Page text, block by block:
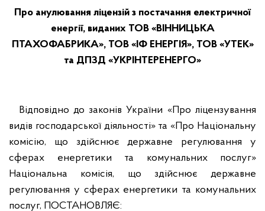
Про анулювання ліцензій з постачання електричної
енергії, виданих ТОВ «ВІННИЦЬКА
ПТАХОФАБРИКА», ТОВ «ІФ ЕНЕРГІЯ», ТОВ «УТЕК»
та ДПЗД «УКРІНТЕРЕНЕРГО»
Відповідно до законів України «Про ліцензування
видів господарської діяльності» та «Про Національну
комісію, що здійснює державне регулювання у
сферах енергетики та комунальних послуг»
Національна комісія, що здійснює державне
регулювання у сферах енергетики та комунальних
послуг, ПОСТАНОВЛЯЄ: